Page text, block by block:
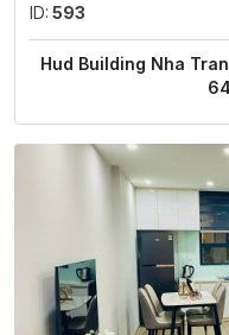
ID: 593
Hud Building Nha